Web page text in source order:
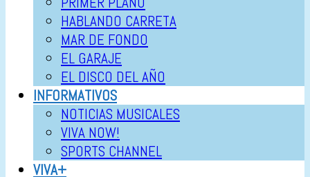
HABLANDO CARRETA
MAR DE FONDO
EL GARAJE
EL DISCO DEL AÑO
INFORMATIVOS
NOTICIAS MUSICALES
VIVA NOW!
SPORTS CHANNEL
VIVA+